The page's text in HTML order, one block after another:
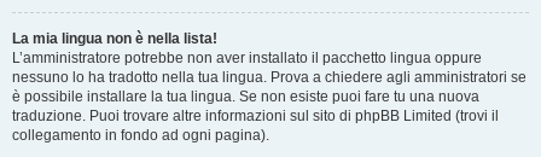
La mia lingua non è nella lista!
L’amministratore potrebbe non aver installato il pacchetto lingua oppure
nessuno lo ha tradotto nella tua lingua. Prova a chiedere agli amministratori se
è possibile installare la tua lingua. Se non esiste puoi fare tu una nuova
traduzione. Puoi trovare altre informazioni sul sito di phpBB Limited (trovi il
collegamento in fondo ad ogni pagina).